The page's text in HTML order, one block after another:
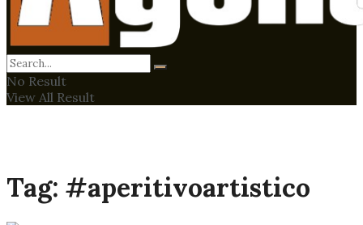
No Result
View All Result
Tag: #aperitivoartistico